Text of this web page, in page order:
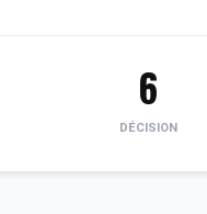
6
DÉCISION